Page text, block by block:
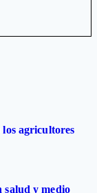
agricultores
salud y medio